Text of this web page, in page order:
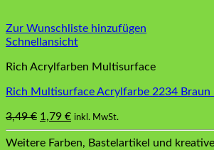
Zur Wunschliste hinzufügen
Schnellansicht
Rich Acrylfarben Multisurface
Rich Multisurface Acrylfarbe 2234 Braun
3,49€ Ursprünglicher
Preis
war:
1,79 €Aktueller
Preis
ist:
inkl. MwSt.
Weitere Farben, Bastelartikel und